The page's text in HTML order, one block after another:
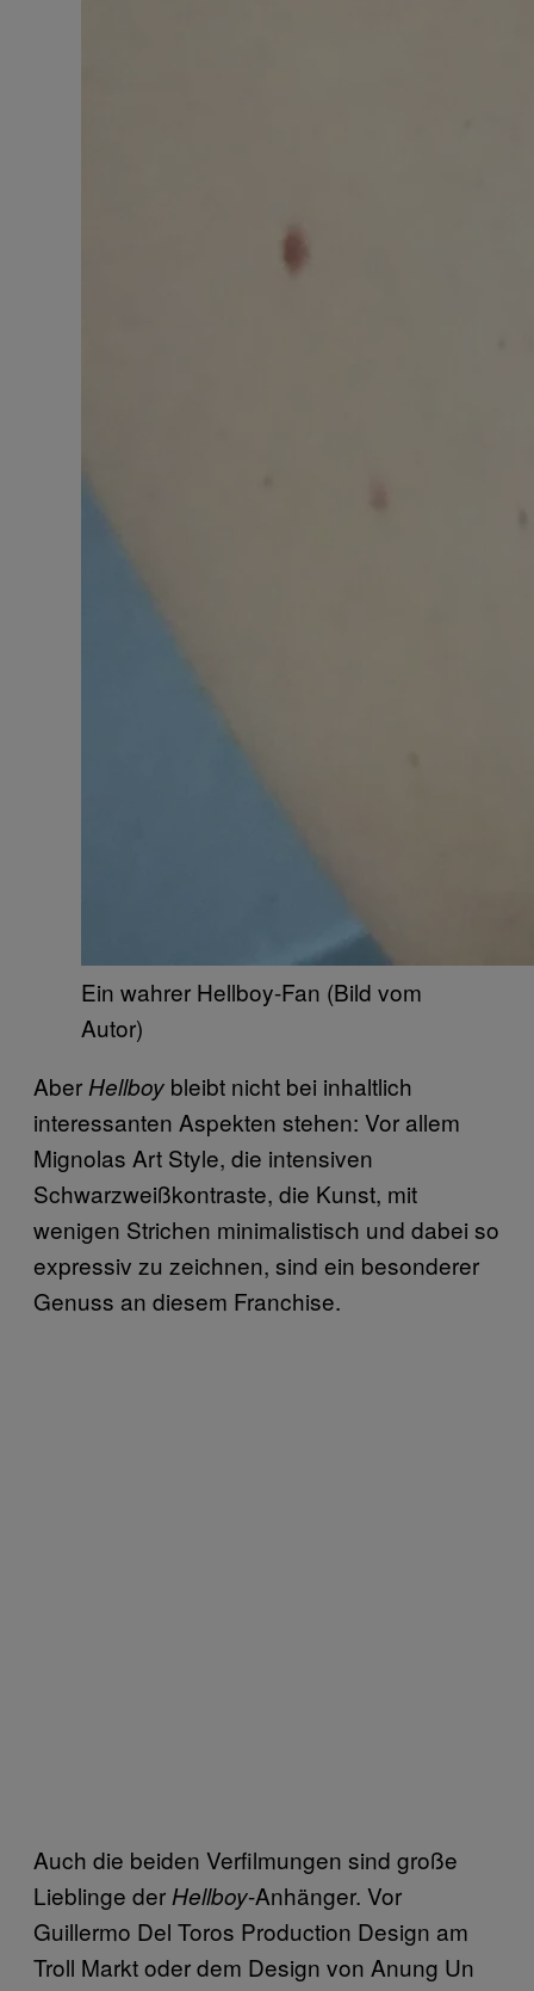
Ein wahrer Hellboy-Fan (Bild vom
Autor)
Aber Hellboy bleibt nicht bei inhaltlich
interessanten Aspekten stehen: Vor allem
Mignolas Art Style, die intensiven
Schwarzweißkontraste, die Kunst, mit
wenigen Strichen minimalistisch und dabei so
expressiv zu zeichnen, sind ein besonderer
Genuss an diesem Franchise.
Auch die beiden Verfilmungen sind große
Lieblinge der Hellboy-Anhänger. Vor
Guillermo Del Toros Production Design am
Troll Markt oder dem Design von Anung Un